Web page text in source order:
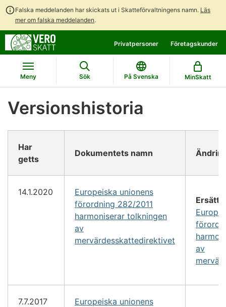
Falska meddelanden har skickats ut i Skatteförvaltningens namn. Läs
mer om falska meddelanden.
direkt
till
innehållet
till
hela
webbplatsens
sökning
Privatpersoner Företagskunder
Meny Sök På Svenska MinSkatt
Versionshistoria
Har
getts
Dokumentets namn
14.1.2020
Europeiska unionens
förordning 282/2011
harmoniserar tolkningen
av
mervärdesskattedirektivet
av
7.7.2017
Europeiska unionens